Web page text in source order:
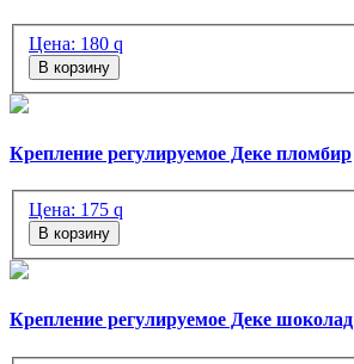
Цена: 180 q
В корзину
Крепление регулируемое Деке пломбир
Цена: 175 q
В корзину
Крепление регулируемое Деке шоколад